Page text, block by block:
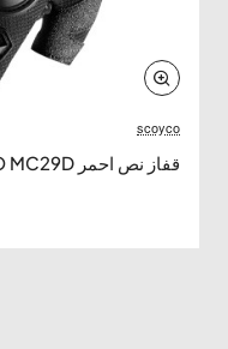
-18%
scoyco
قفاز نص احمر SCOYCO MC29D